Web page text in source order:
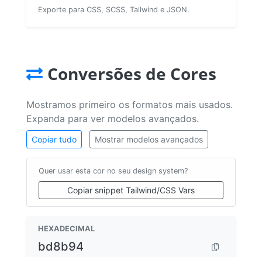
Exporte para CSS, SCSS, Tailwind e JSON.
Conversões de Cores
Mostramos primeiro os formatos mais usados.
Expanda para ver modelos avançados.
Copiar tudo Mostrar modelos avançados
Quer usar esta cor no seu design system?
Copiar snippet Tailwind/CSS Vars
HEXADECIMAL
bd8b94